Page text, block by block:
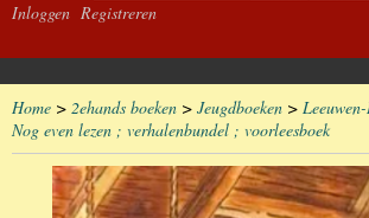
Inloggen Registreren
Home > 2ehands boeken > Jeugdboeken >
Nog even lezen ; verhalenbundel ; voorleesboek